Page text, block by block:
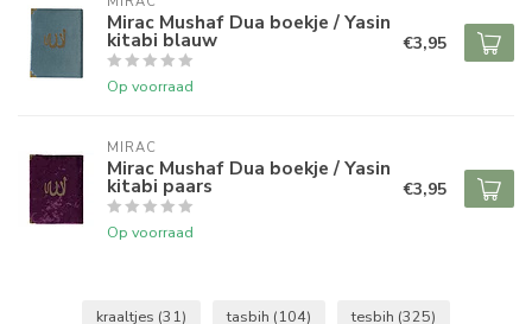
Mirac Mushaf Dua boekje / Yasin
kitabi blauw
Op voorraad
€3,95
MIRAC
Mirac Mushaf Dua boekje / Yasin
kitabi paars
Op voorraad
€3,95
kraaltjes (31) tasbih (104) tesbih (325)